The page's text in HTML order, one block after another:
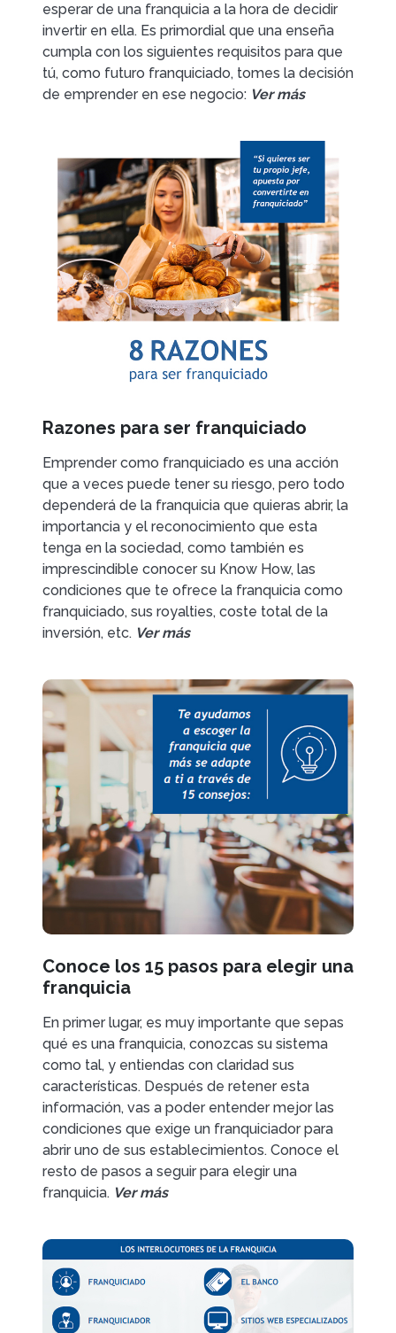
esperar de una franquicia a la hora de decidir
invertir en ella. Es primordial que una enseña
cumpla con los siguientes requisitos para que
tú, como futuro franquiciado, tomes la decisión
de emprender en ese negocio: Ver más
Razones para ser franquiciado
Emprender como franquiciado es una acción
que a veces puede tener su riesgo, pero todo
dependerá de la franquicia que quieras abrir, la
importancia y el reconocimiento que esta
tenga en la sociedad, como también es
imprescindible conocer su Know How, las
condiciones que te ofrece la franquicia como
franquiciado, sus royalties, coste total de la
inversión, etc. Ver más
Conoce los 15 pasos para elegir una
franquicia
En primer lugar, es muy importante que sepas
qué es una franquicia, conozcas su sistema
como tal, y entiendas con claridad sus
características. Después de retener esta
información, vas a poder entender mejor las
condiciones que exige un franquiciador para
abrir uno de sus establecimientos. Conoce el
resto de pasos a seguir para elegir una
franquicia. Ver más